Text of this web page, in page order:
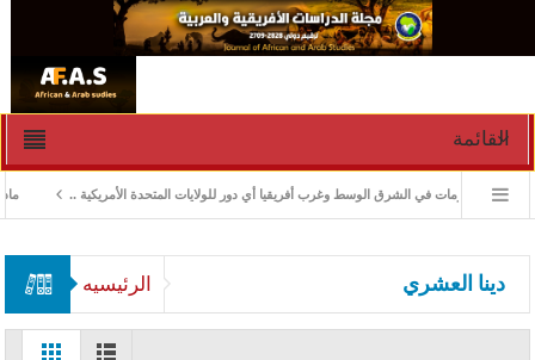
القائمة
ماذا ادارة الأزمات في الشرق الوسط وغرب أفريقيا أي دور للولايات المتحدة الأمريكية ..
الرئيسيه دينا العشري